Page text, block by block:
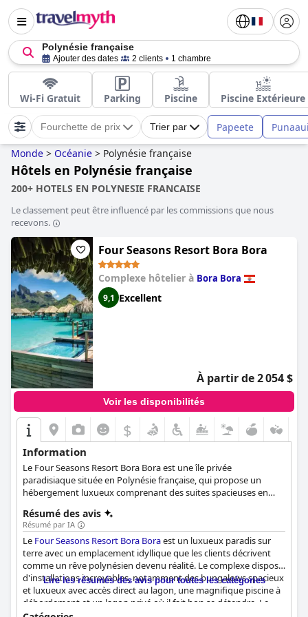
Polynésie française
Ajouter des dates 2 clients 1 chambre
Wi-Fi Gratuit Parking Piscine Piscine Extérieure
Fourchette de prix Trier par Papeete
Monde > Océanie > Polynésie française
Hôtels en Polynésie française
200+ HOTELS EN POLYNESIE FRANCAISE
Le classement peut être influencé par les commissions que nous
recevons.
Four Seasons Resort Bora Bora
Complexe hôtelier à Bora Bora
9,1 Excellent
À partir de 2 054 $
Voir les disponibilités
$
Information
Le Four Seasons Resort Bora Bora est une île privée
paradisiaque située en Polynésie française, qui propose un
hébergement luxueux comprenant des suites spacieuses en
bungalows au-dessus de l'eau avec piscine. Le complexe hôtelier
dispose d'une gamme d'équipements tels qu'un spa, une
restauration en chambre 24/24, des concierges multilingues, des
activités pour les familles, des produits de bain de luxe et bien
plus encore. Les clients peuvent profiter d'activités sous-
marines telles que des expéditions de plongée avec tuba ou de
plongée sous-marine, ou participer à une expérience de bien-
être dirigée par des experts internationaux en la matière. Le
Résumé des avis
Résumé par IA
Le Four Seasons Resort Bora Boraest un luxueux paradis sur
terre avec un emplacement idyllique que les clients décrivent
comme un rêve polynésien devenu réalité. Le complexe dispose
d'installations incroyables, notamment des bungalows spacieux
et luxueux avec accès direct au lagon, une magnifique piscine à
débordement et un lagon privé où il fait bon se détendre. Le
Lire les résumés des avis pour toutes les catégories